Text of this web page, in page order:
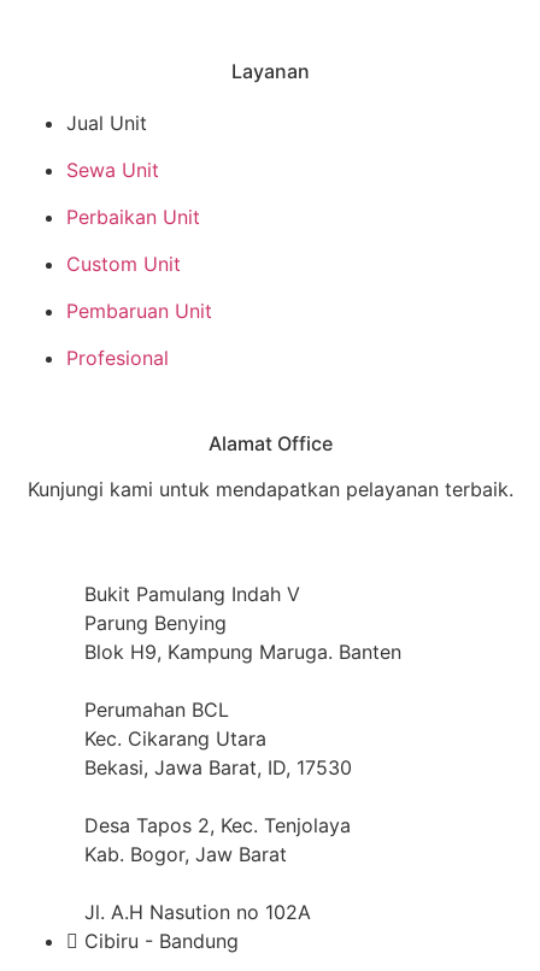
Layanan
Jual Unit
Sewa Unit
Perbaikan Unit
Custom Unit
Pembaruan Unit
Profesional
Alamat Office
Kunjungi kami untuk mendapatkan pelayanan terbaik.
Bukit Pamulang Indah V
Parung Benying
Blok H9, Kampung Maruga. Banten
Perumahan BCL
Kec. Cikarang Utara
Bekasi, Jawa Barat, ID, 17530
Desa Tapos 2, Kec. Tenjolaya
Kab. Bogor, Jaw Barat
Jl. A.H Nasution no 102A
Cibiru - Bandung